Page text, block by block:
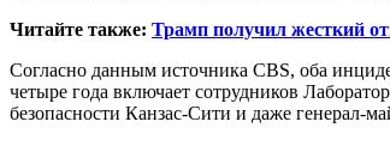
Читайте также: Трамп получил жесткий
Согласно данным источника CBS, оба
четыре года включает сотрудников
безопасности Канзас-Сити и даже генерал-